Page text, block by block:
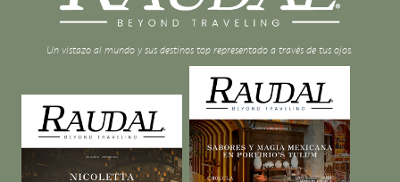
Un vistazo al mundo y sus destinos top representado a través de tus ojos.